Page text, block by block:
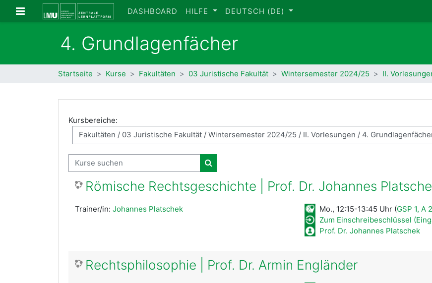
Zum Hauptinhalt
Website-Übersicht DASHBOARD HILFE DEUTSCH ‎(DE)‎
4. Grundlagenfächer
Startseite Kurse Fakultäten 03 Juristische Fakultät Wintersemester 2024/25 II.
Kursbereiche:
Kurse suchen
Kurse suchen
Römische Rechtsgeschichte | Prof. Dr. Johannes
Mo., 12:15-13:45 Uhr (GSP 1, A
Zum Einschreibeschlüssel
Prof. Dr. Johannes Platschek
Trainer/in: Johannes Platschek
Rechtsphilosophie | Prof. Dr. Armin Engländer